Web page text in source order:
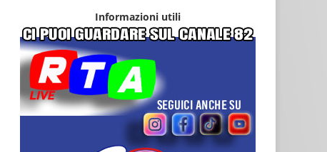
Informazioni utili